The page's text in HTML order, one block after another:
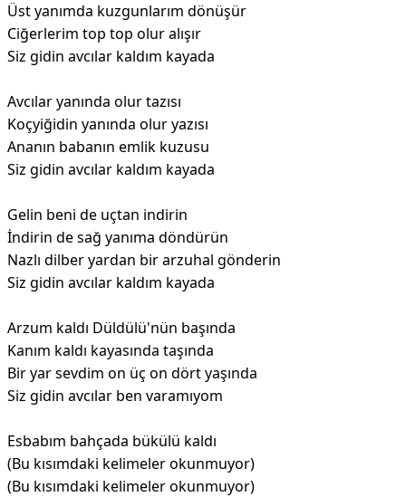
Üst yanımda kuzgunlarım dönüşür
Ciğerlerim top top olur alışır
Siz gidin avcılar kaldım kayada
Avcılar yanında olur tazısı
Koçyiğidin yanında olur yazısı
Ananın babanın emlik kuzusu
Siz gidin avcılar kaldım kayada
Gelin beni de uçtan indirin
İndirin de sağ yanıma döndürün
Nazlı dilber yardan bir arzuhal gönderin
Siz gidin avcılar kaldım kayada
Arzum kaldı Düldülü'nün başında
Kanım kaldı kayasında taşında
Bir yar sevdim on üç on dört yaşında
Siz gidin avcılar ben varamıyom
Esbabım bahçada bükülü kaldı
(Bu kısımdaki kelimeler okunmuyor)
(Bu kısımdaki kelimeler okunmuyor)